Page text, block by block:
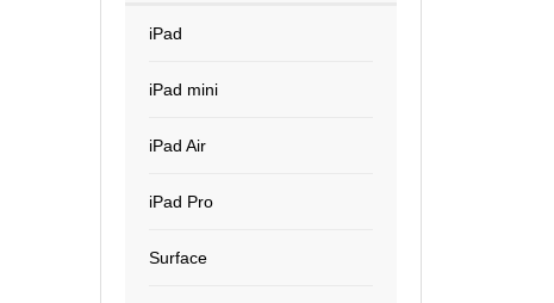
iPad
iPad mini
iPad Air
iPad Pro
Surface